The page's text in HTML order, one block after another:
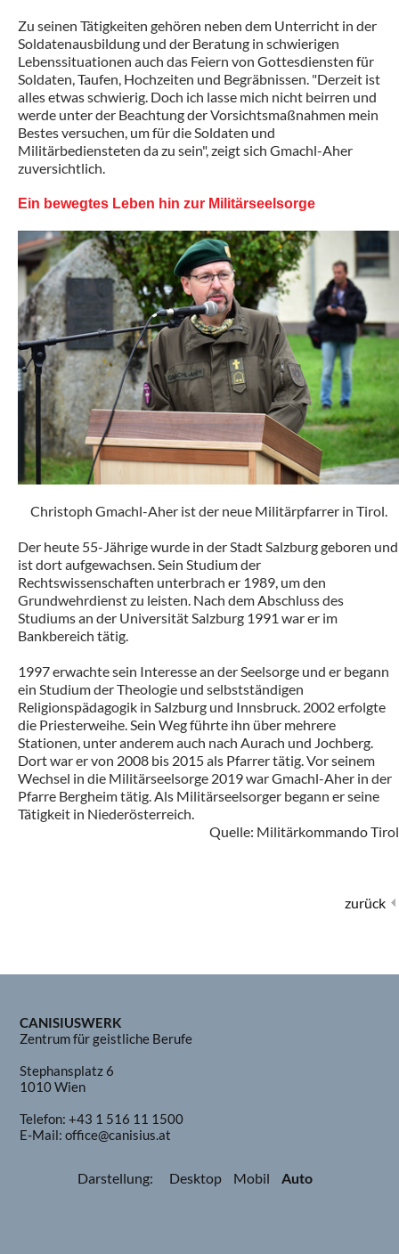
Zu seinen Tätigkeiten gehören neben dem Unterricht in der
Soldatenausbildung und der Beratung in schwierigen
Lebenssituationen auch das Feiern von Gottesdiensten für
Soldaten, Taufen, Hochzeiten und Begräbnissen. "Derzeit ist
alles etwas schwierig. Doch ich lasse mich nicht beirren und
werde unter der Beachtung der Vorsichtsmaßnahmen mein
Bestes versuchen, um für die Soldaten und
Militärbediensteten da zu sein", zeigt sich Gmachl-Aher
zuversichtlich.
Ein bewegtes Leben hin zur Militärseelsorge
Christoph Gmachl-Aher ist der neue Militärpfarrer in Tirol.
Der heute 55-Jährige wurde in der Stadt Salzburg geboren und
ist dort aufgewachsen. Sein Studium der
Rechtswissenschaften unterbrach er 1989, um den
Grundwehrdienst zu leisten. Nach dem Abschluss des
Studiums an der Universität Salzburg 1991 war er im
Bankbereich tätig.
1997 erwachte sein Interesse an der Seelsorge und er begann
ein Studium der Theologie und selbstständigen
Religionspädagogik in Salzburg und Innsbruck. 2002 erfolgte
die Priesterweihe. Sein Weg führte ihn über mehrere
Stationen, unter anderem auch nach Aurach und Jochberg.
Dort war er von 2008 bis 2015 als Pfarrer tätig. Vor seinem
Wechsel in die Militärseelsorge 2019 war Gmachl-Aher in der
Pfarre Bergheim tätig. Als Militärseelsorger begann er seine
Tätigkeit in Niederösterreich.
Quelle: Militärkommando Tirol
zurück
CANISIUSWERK
Zentrum für geistliche Berufe
Stephansplatz 6
1010 Wien
Telefon:+43 1 516 11 1500
E-Mail:office@canisius.at
Darstellung: Desktop Mobil Auto